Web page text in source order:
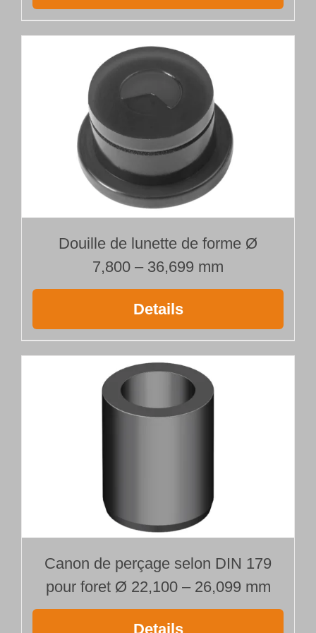
Douille de lunette de forme Ø
7,800 – 36,699 mm
Details
Canon de perçage selon DIN 179
pour foret Ø 22,100 – 26,099 mm
Details